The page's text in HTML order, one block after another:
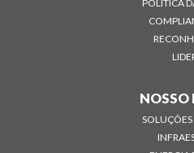
POLÍTICA
NOSSO
SOLUÇÕES